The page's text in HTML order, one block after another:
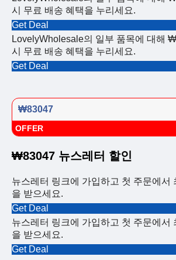
시 무료 배송 혜택을 누리세요.
Get Deal
LovelyWholesale의 일부 품목에 대해
시 무료 배송 혜택을 누리세요.
Get Deal
₩83047
OFFER
₩83047 뉴스레터 할인
뉴스레터 링크에 가입하고 첫 주문에서
을 받으세요.
Get Deal
뉴스레터 링크에 가입하고 첫 주문에서
을 받으세요.
Get Deal